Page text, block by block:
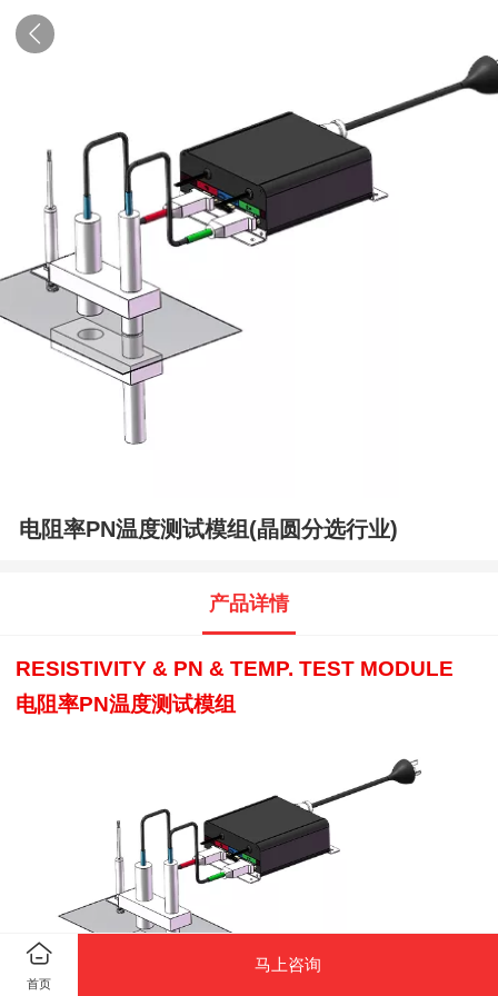
电阻率PN温度测试模组(晶圆分选行业)
产品详情
RESISTIVITY & PN & TEMP. TEST MODULE
电阻率PN温度测试模组
首页
马上咨询